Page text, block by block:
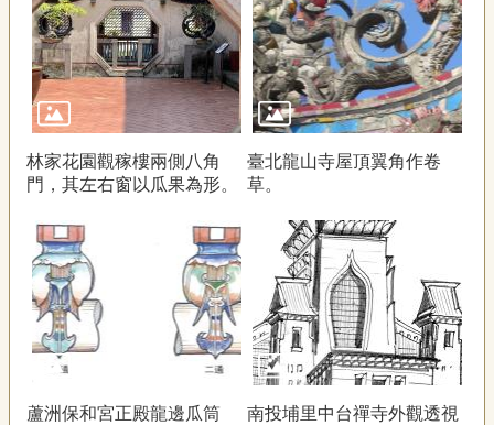
林家花園觀稼樓兩側八角
門，其左右窗以瓜果為形。
臺北龍山寺屋頂翼角作卷
草。
蘆洲保和宮正殿龍邊瓜筒
南投埔里中台禪寺外觀透視